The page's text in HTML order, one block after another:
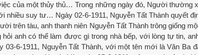
của một thủy thủ… Trong những ngày đó, Người thường
nhiều suy tư… Ngày 02-6-1911, Nguyễn Tất Thành quyết
trên tàu, anh thanh niên Nguyễn Tất Thành trông giống
anh có thể làm được gì trong nhà bếp, với lòng tự tin,
03-6-1911, Nguyễn Tất Thành, với một tên mới là Văn Ba